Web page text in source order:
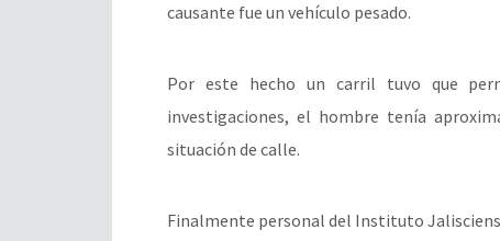
causante fue un vehículo pesado.
Por este hecho un carril tuvo que
investigaciones, el hombre tenía
situación de calle.
Finalmente personal del Instituto